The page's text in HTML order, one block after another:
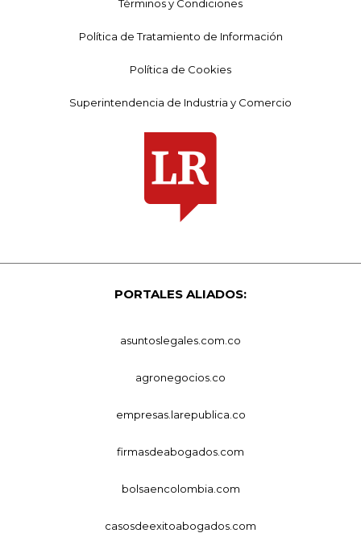
Términos y Condiciones
Política de Tratamiento de Información
Política de Cookies
Superintendencia de Industria y Comercio
PORTALES ALIADOS:
asuntoslegales.com.co
agronegocios.co
empresas.larepublica.co
firmasdeabogados.com
bolsaencolombia.com
casosdeexitoabogados.com